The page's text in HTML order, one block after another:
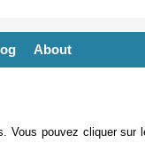
About
pouvez cliquer